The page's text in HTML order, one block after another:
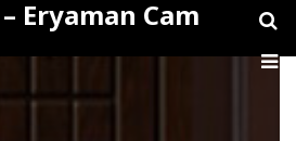
Eryaman Cam